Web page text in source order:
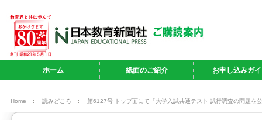
ホーム 紙面のご紹介 お申し込みガ
Home 読みどころ 第6127号 トップ面にて「大学入試共通テスト 試行調査の問題を